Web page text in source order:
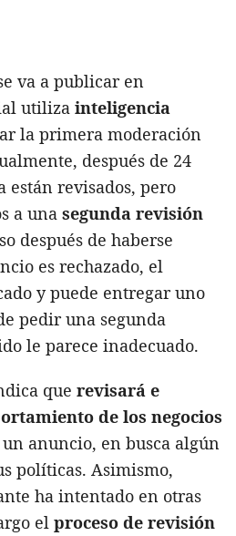
va a publicar en
utiliza inteligencia
la primera moderación
después de 24
están revisados, pero
a una segunda revisión
después de haberse
es rechazado, el
y puede entregar uno
pedir una segunda
le parece inadecuado.
que revisará e
de los negocios
anuncio, en busca algún
políticas. Asimismo,
ha intentado en otras
el proceso de revisión